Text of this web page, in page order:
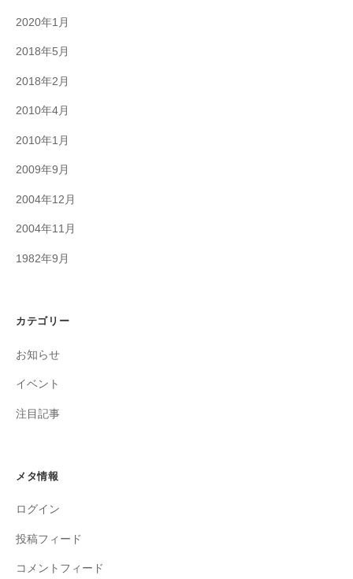
2020年1月
2018年5月
2018年2月
2010年4月
2010年1月
2009年9月
2004年12月
2004年11月
1982年9月
カテゴリー
お知らせ
イベント
注目記事
メタ情報
ログイン
投稿フィード
コメントフィード